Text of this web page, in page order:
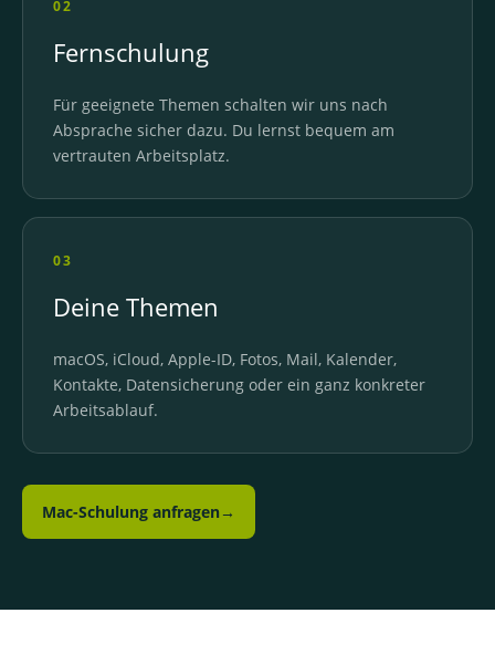
02
Fernschulung
Für geeignete Themen schalten wir uns nach
Absprache sicher dazu. Du lernst bequem am
vertrauten Arbeitsplatz.
03
Deine Themen
macOS, iCloud, Apple-ID, Fotos, Mail, Kalender,
Kontakte, Datensicherung oder ein ganz konkreter
Arbeitsablauf.
Mac-Schulung anfragen →